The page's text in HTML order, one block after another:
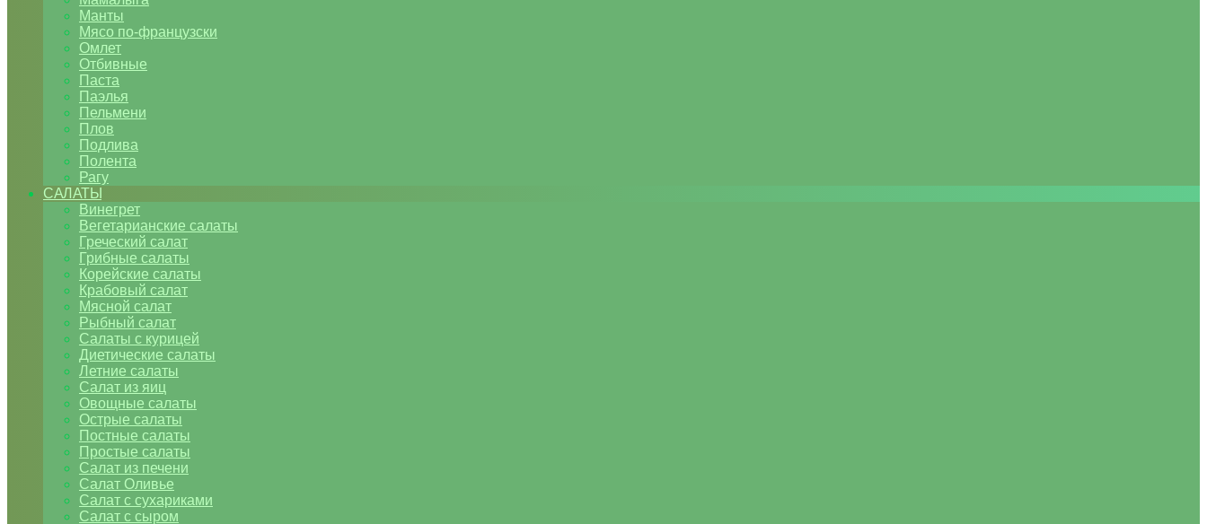
Манты
Мясо по-французски
Омлет
Отбивные
Паста
Паэлья
Пельмени
Плов
Подлива
Полента
Рагу
САЛАТЫ
Винегрет
Вегетарианские салаты
Греческий салат
Грибные салаты
Корейские салаты
Крабовый салат
Мясной салат
Рыбный салат
Салаты с курицей
Диетические салаты
Летние салаты
Салат из яиц
Овощные салаты
Острые салаты
Постные салаты
Простые салаты
Салат из печени
Салат Оливье
Салат с сухариками
Салат с сыром